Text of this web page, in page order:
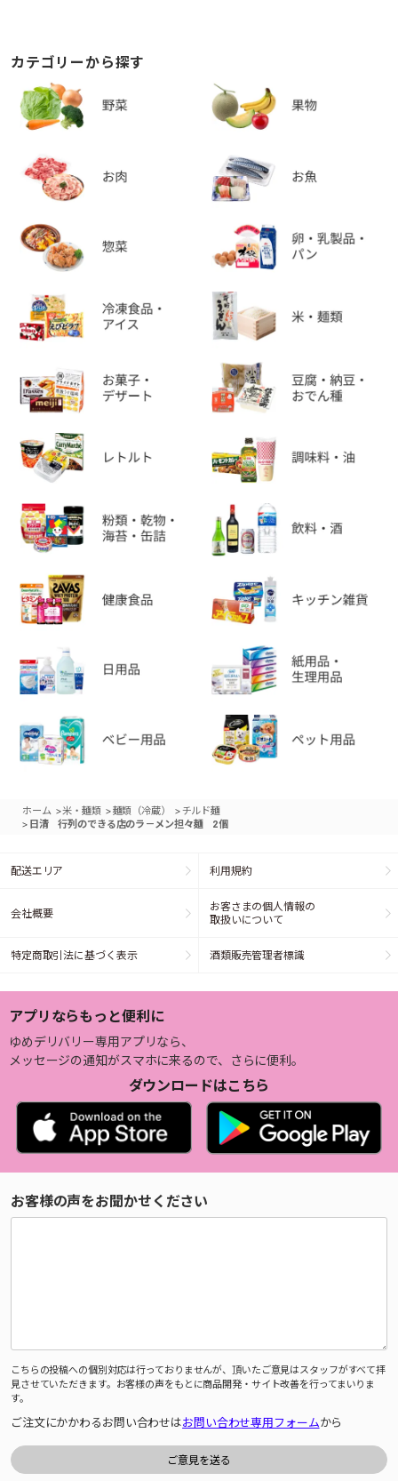
カテゴリーから探す
ホーム >米・麺類 >麺類（冷蔵） >チルド麺
> 日清 行列のできる店のラ－メン担々麺 2個
配送エリア 利用規約
会社概要
お客さまの個人情報の
取扱いについて
特定商取引法に基づく表示 酒類販売管理者標識
アプリならもっと便利に
ゆめデリバリー専用アプリなら、
メッセージの通知がスマホに来るので、さらに便利。
ダウンロードはこちら
お客様の声をお聞かせください
こちらの投稿への個別対応は行っておりませんが、頂いたご意見はスタッフがすべて拝
見させていただきます。お客様の声をもとに商品開発・サイト改善を行ってまいりま
す。
ご注文にかかわるお問い合わせはお問い合わせ専用フォームから